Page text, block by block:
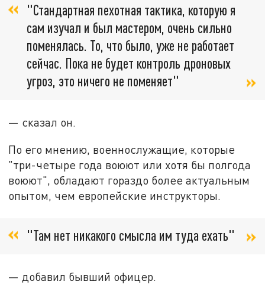
"Стандартная пехотная тактика, которую я
сам изучал и был мастером, очень сильно
поменялась. То, что было, уже не работает
сейчас. Пока не будет контроль дроновых
угроз, это ничего не поменяет"
— сказал он.
По его мнению, военнослужащие, которые
"три-четыре года воюют или хотя бы полгода
воюют", обладают гораздо более актуальным
опытом, чем европейские инструкторы.
"Там нет никакого смысла им туда ехать"
— добавил бывший офицер.